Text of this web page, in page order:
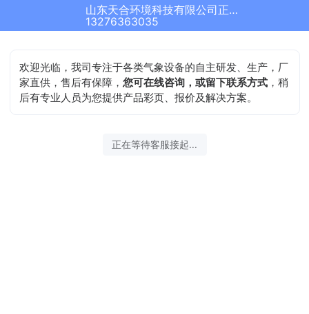
山东天合环境科技有限公司正在为您服务
13276363035
欢迎光临，我司专注于各类气象设备的自主研发、生产，厂
家直供，售后有保障，您可在线咨询，或留下联系方式 ，稍
后有专业人员为您提供产品彩页、报价及解决方案。
正在等待客服接起...